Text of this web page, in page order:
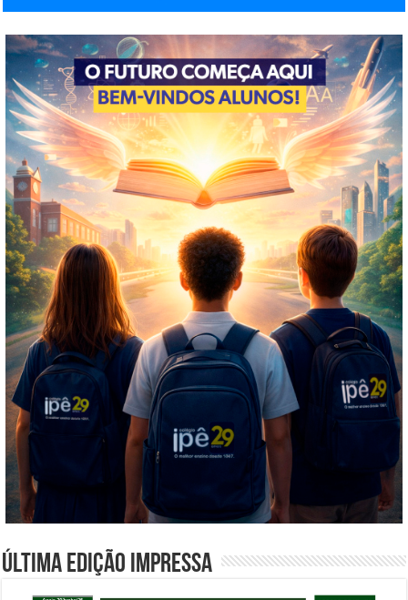
Última edição impressa